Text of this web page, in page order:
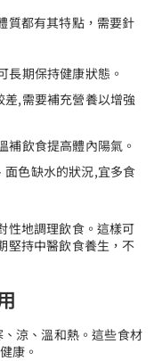
質都有其特點，需要針
長期保持健康狀態。
,需要補充營養以增強
補飲食提高體內陽氣。
色缺水的狀況,宜多食
性地調理飲食。這樣可
堅持中醫飲食養生，不
涼、溫和熱。這些食材
康。